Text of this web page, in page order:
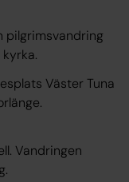
pilgrimsvandring
Väster Tuna
Vandringen